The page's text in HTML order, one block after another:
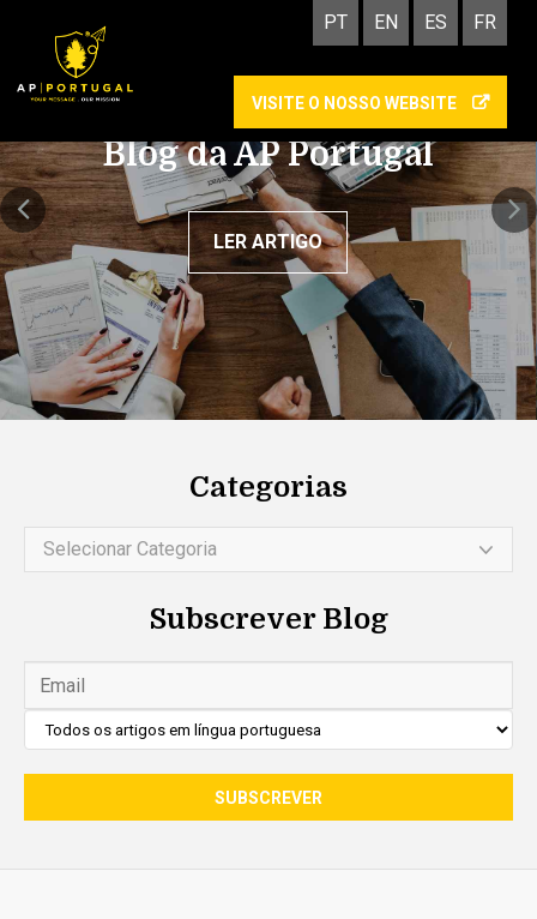
PT EN ES FR
VISITE O NOSSO WEBSITE
Blog da AP Portugal
LER ARTIGO
Categorias
Selecionar Categoria
Subscrever Blog